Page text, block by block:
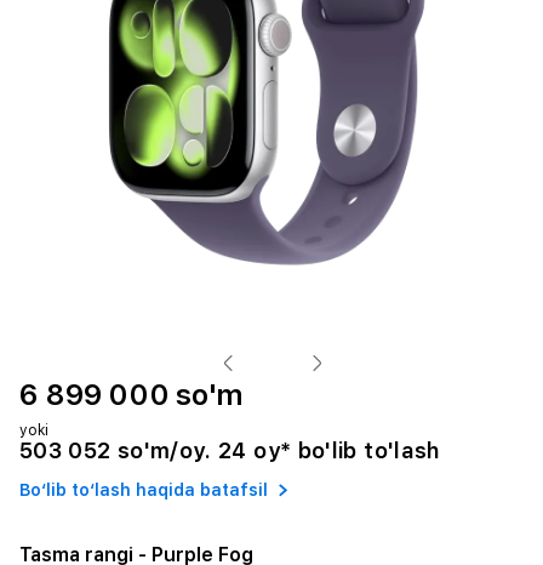
6 899 000 so'm
yoki
503 052 so'm/oy. 24 oy* bo'lib to'lash
Bo‘lib to‘lash haqida batafsil
Tasma rangi - Purple Fog